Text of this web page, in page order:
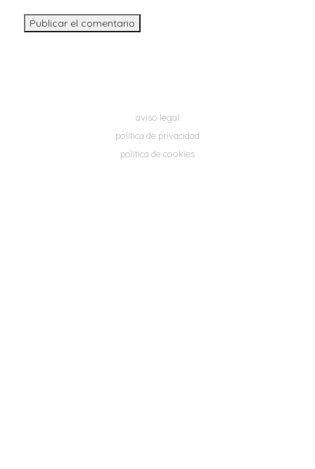
aviso legal
política de privacidad
política de cookies